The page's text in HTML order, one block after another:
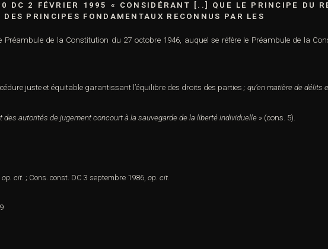
DC 2 FÉVRIER 1995 « CONSIDÉRANT [..] QUE LE PRINCIPE DU
PRINCIPES FONDAMENTAUX RECONNUS PAR LES
de la Constitution du 27 octobre 1946, auquel se réfère le Préambule de la
juste et équitable garantissant l’équilibre des droits des parties ; qu’en matière de délits
des autorités de jugement concourt à la sauvegarde de la liberté individuelle » (cons. 5).
op. cit. ; Cons. const. DC 3 septembre 1986, op. cit.